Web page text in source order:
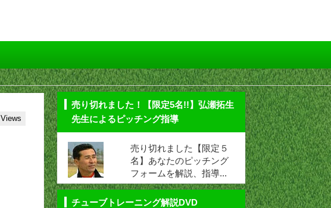
Views
売り切れました！【限定5名!!】弘瀬拓生
先生によるピッチング指導
売り切れました【限定５
名】あなたのピッチング
フォームを解説、指導...
チューブトレーニング解説DVD